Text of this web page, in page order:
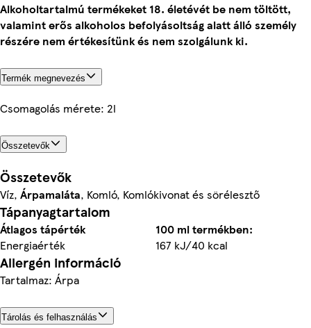
Alkoholtartalmú termékeket 18. életévét be nem töltött,
valamint erős alkoholos befolyásoltság alatt álló személy
részére nem értékesítünk és nem szolgálunk ki.
Termék megnevezés
Csomagolás mérete: 2l
Összetevők
Összetevők
Víz, Árpamaláta, Komló, Komlókivonat és sörélesztő
Tápanyagtartalom
Átlagos tápérték
100 ml termékben:
Energiaérték
167 kJ/40 kcal
Allergén információ
Tartalmaz: Árpa
Tárolás és felhasználás